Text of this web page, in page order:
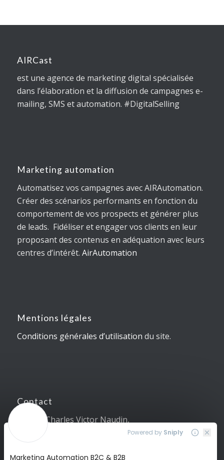
AIRCast
est une agence de marketing digital spécialisée
dans l’élaboration et la diffusion de campagnes e-
mailing, SMS et automation. #DigitalSelling
Marketing automation
Automatisez vos campagnes avec AIRAutomation.
Créer des scénarios performants en fonction du
comportement de vos prospects et générer plus
de leads. Fidéliser et engager vos clients en leur
proposant des contenus en adéquation avec leurs
centres d’intérêt. AirAutomation
Mentions légales
Conditions générales d’utilisation du site.
Contact
5, Allée Charles Victor Naudin,
06410 Sophia Antipolis
04 89 87 10 83